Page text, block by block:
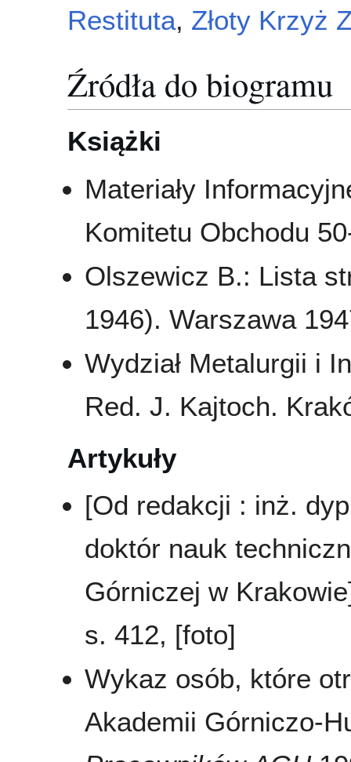
Restituta, Złoty Krzyż
Źródła do biogramu
Książki
Materiały
Komitetu Obchodu
Olszewicz B.: Lista
1946). Warszawa
Wydział Metalurgii i
Red. J. Kajtoch.
Artykuły
[Od redakcji : inż.
doktór nauk
Górniczej w
s. 412, [foto]
Wykaz osób, które
Akademii Górniczo-